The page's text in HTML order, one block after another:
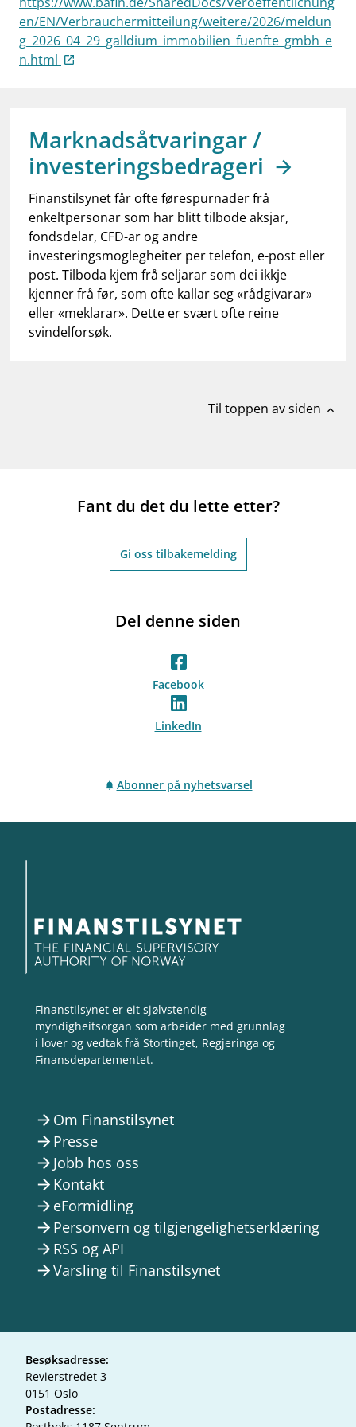
work_outlineJobb hos oss
dashboardInformasjon for investorer
en/EN/Verbrauchermitteilung/weitere/2026/meldun
g_2026_04_29_galldium_immobilien_fuenfte_gmbh_e
n.html
Marknadsåtvaringar /
investeringsbedrageri
Finanstilsynet får ofte førespurnader frå
enkeltpersonar som har blitt tilbode aksjar,
fondsdelar, CFD-ar og andre
investeringsmoglegheiter per telefon, e-post eller
post. Tilboda kjem frå seljarar som dei ikkje
kjenner frå før, som ofte kallar seg «rådgivarar»
eller «meklarar». Dette er svært ofte reine
svindelforsøk.
Til toppen av siden expand_less
Fant du det du lette etter?
Gi oss tilbakemelding
Del denne siden
Facebook
LinkedIn
Abonner på nyhetsvarsel
Finanstilsynet er eit sjølvstendig
myndigheitsorgan som arbeider med grunnlag
i lover og vedtak frå Stortinget, Regjeringa og
Finansdepartementet.
arrow_forward Om Finanstilsynet
arrow_forward Presse
arrow_forward Jobb hos oss
arrow_forward Kontakt
arrow_forward eFormidling
arrow_forward Personvern og tilgjengelighetserklæring
arrow_forward RSS og API
arrow_forwardVarsling til Finanstilsynet
Besøksadresse:
Revierstredet 3
0151 Oslo
Postadresse: